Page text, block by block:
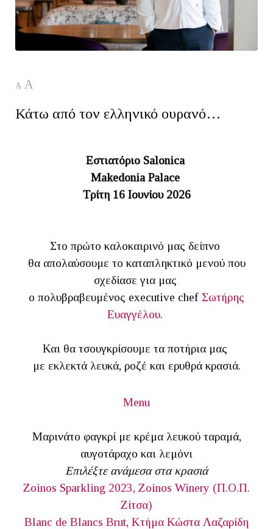
A A
Κάτω από τον ελληνικό ουρανό…
Εστιατόριο Salonica
Makedonia Palace
Τρίτη 16 Ιουνίου 2026
Στο πρώτο καλοκαιρινό μας δείπνο
θα απολαύσουμε το καταπληκτικό μενού που
σχεδίασε για μας
ο πολυβραβευμένος executive chef Σωτήρης
Ευαγγέλου.
Και θα τσουγκρίσουμε τα ποτήρια μας
με εκλεκτά λευκά, ροζέ και ερυθρά κρασιά.
Menu
Μαρινάτο φαγκρί με κρέμα λευκού ταραμά,
αυγοτάραχο και λεμόνι
Επιλέξτε ανάμεσα στα κρασιά
Zoinos Sparkling 2023, Zoinos Winery (Π.Ο.Π.
Ζίτσα)
Blanc de Blancs Brut, Κτήμα Κώστα Λαζαρίδη